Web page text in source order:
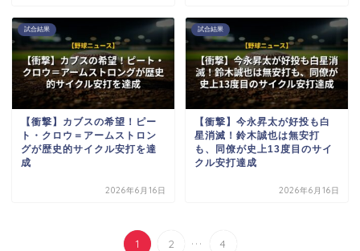
試合結果
【衝撃】カブスの希望！ピー
ト・クロウ＝アームストロン
グが歴史的サイクル安打を達
成
2026年6月16日
試合結果
【衝撃】今永昇太が好投も白
星消滅！鈴木誠也は無安打
も、同僚が史上13度目のサイ
クル安打達成
2026年6月16日
1 2 ... 4